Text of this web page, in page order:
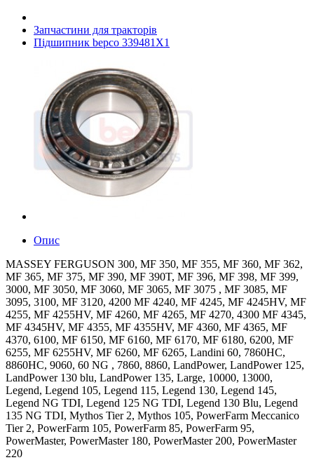
Запчастини для тракторів
Підшипник bepco 339481X1
Опис
MASSEY FERGUSON 300, MF 350, MF 355, MF 360, MF 362,
MF 365, MF 375, MF 390, MF 390T, MF 396, MF 398, MF 399,
3000, MF 3050, MF 3060, MF 3065, MF 3075 , MF 3085, MF
3095, 3100, MF 3120, 4200 MF 4240, MF 4245, MF 4245HV, MF
4255, MF 4255HV, MF 4260, MF 4265, MF 4270, 4300 MF 4345,
MF 4345HV, MF 4355, MF 4355HV, MF 4360, MF 4365, MF
4370, 6100, MF 6150, MF 6160, MF 6170, MF 6180, 6200, MF
6255, MF 6255HV, MF 6260, MF 6265, Landini 60, 7860HC,
8860HC, 9060, 60 NG , 7860, 8860, LandPower, LandPower 125,
LandPower 130 blu, LandPower 135, Large, 10000, 13000,
Legend, Legend 105, Legend 115, Legend 130, Legend 145,
Legend NG TDI, Legend 125 NG TDI, Legend 130 Blu, Legend
135 NG TDI, Mythos Tier 2, Mythos 105, PowerFarm Meccanico
Tier 2, PowerFarm 105, PowerFarm 85, PowerFarm 95,
PowerMaster, PowerMaster 180, PowerMaster 200, PowerMaster
220